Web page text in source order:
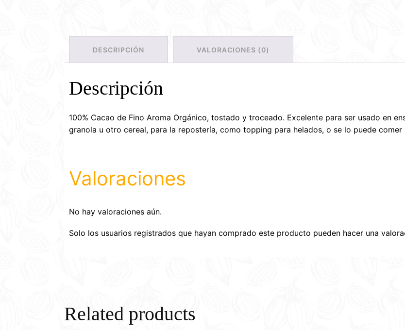
DESCRIPCIÓN VALORACIONES (0)
Descripción
100% Cacao de Fino Aroma Orgánico, tostado y troceado. Excelente para ser usado en
granola u otro cereal, para la repostería, como topping para helados, o se lo puede comer
Valoraciones
No hay valoraciones aún.
Solo los usuarios registrados que hayan comprado este producto pueden hacer una
Related products